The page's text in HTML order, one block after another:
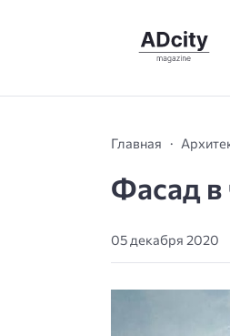
Главная
Фасад в
05 декабря 2020